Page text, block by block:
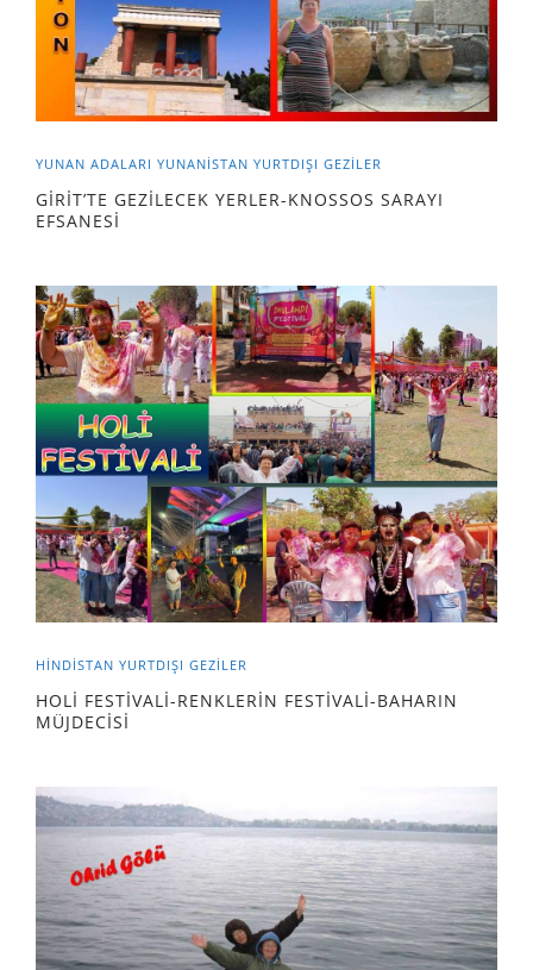
YUNAN ADALARI YUNANİSTAN YURTDIŞI GEZILER
GİRİT’TE GEZİLECEK YERLER-KNOSSOS SARAYI
EFSANESİ
HINDISTAN YURTDIŞI GEZILER
HOLİ FESTİVALİ-RENKLERİN FESTİVALİ-BAHARIN
MÜJDECİSİ